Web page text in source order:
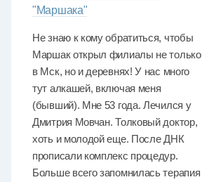
"Маршака"
Не знаю к кому обратиться, чтобы
Маршак открыл филиалы не только
в Мск, но и деревнях! У нас много
тут алкашей, включая меня
(бывший). Мне 53 года. Лечился у
Дмитрия Мовчан. Толковый доктор,
хоть и молодой еще. После ДНК
прописали комплекс процедур.
Больше всего запомнилась терапия